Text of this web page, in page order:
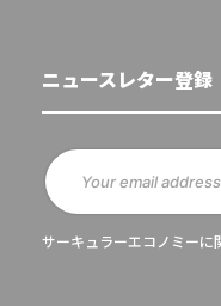
ニュースレター登録
サーキュラーエコノミーに